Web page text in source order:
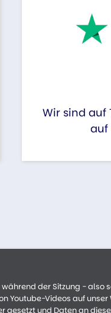
Wir sind auf
auf
der Sitzung - also
Youtube-Videos auf unser
gesetzt und Daten an